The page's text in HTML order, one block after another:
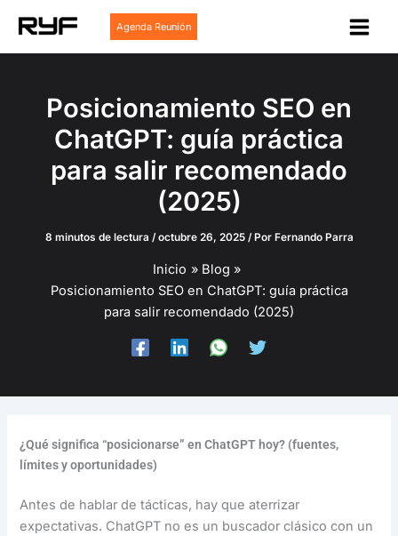
contenido
Agenda Reunión
Posicionamiento SEO en
ChatGPT: guía práctica
para salir recomendado
(2025)
8 minutos de lectura /octubre 26, 2025 / Por Fernando Parra
Inicio
Blog
Posicionamiento SEO en ChatGPT: guía práctica
para salir recomendado (2025)
¿Qué significa “posicionarse” en ChatGPT hoy? (fuentes,
límites y oportunidades)
Antes de hablar de tácticas, hay que aterrizar
expectativas. ChatGPT no es un buscador clásico con un